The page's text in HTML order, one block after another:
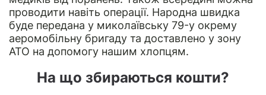
проводити навіть операції. Народна швидка
буде передана у миколаївську 79-у окрему
аеромобільну бригаду та доставлено у зону
АТО на допомогу нашим хлопцям.
На що збираються кошти?